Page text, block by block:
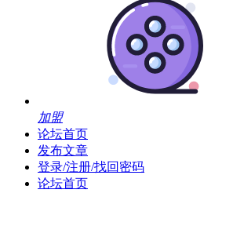
加盟
论坛首页
发布文章
登录/注册/找回密码
论坛首页